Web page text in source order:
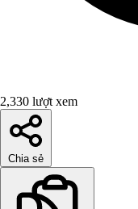
2,330 lượt xem
Chia sẻ